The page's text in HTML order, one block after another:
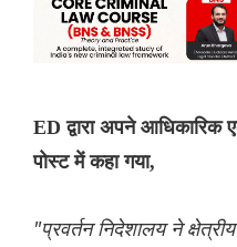
ED द्वारा अपने
पोस्ट में कहा गया,
"प्रवर्तन निदेशालय ने